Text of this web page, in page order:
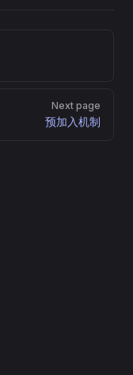
Next page
预加入机制